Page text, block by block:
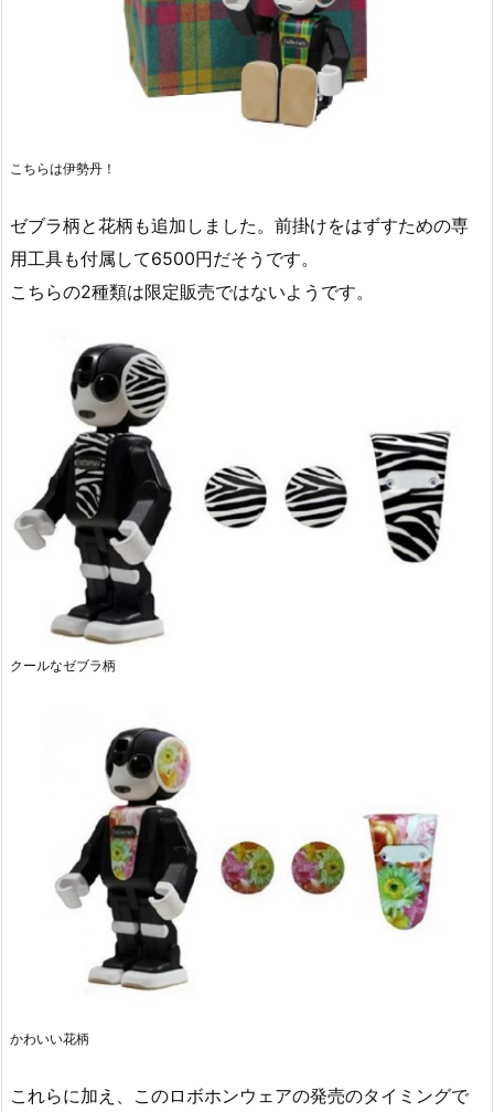
こちらは伊勢丹！
ゼブラ柄と花柄も追加しました。前掛けをはずすための専
用工具も付属して6500円だそうです。
こちらの2種類は限定販売ではないようです。
クールなゼブラ柄
かわいい花柄
これらに加え、このロボホンウェアの発売のタイミングで